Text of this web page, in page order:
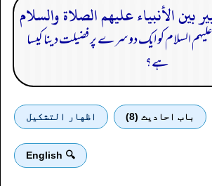
السلام کو ایک دوسرے پر فضیلت دینا کیسا
ہے؟
باب احادیث (8) اظهار التشكيل
🔍 English